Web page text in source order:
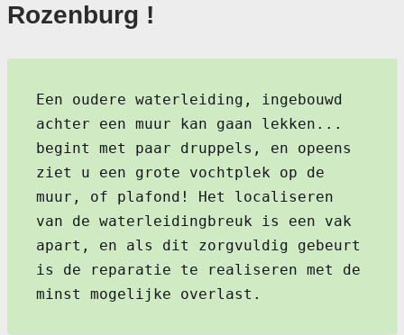
Rozenburg !
Een oudere waterleiding, ingebouwd
achter een muur kan gaan lekken...
begint met paar druppels, en opeens
ziet u een grote vochtplek op de
muur, of plafond! Het localiseren
van de waterleidingbreuk is een vak
apart, en als dit zorgvuldig gebeurt
is de reparatie te realiseren met de
minst mogelijke overlast.